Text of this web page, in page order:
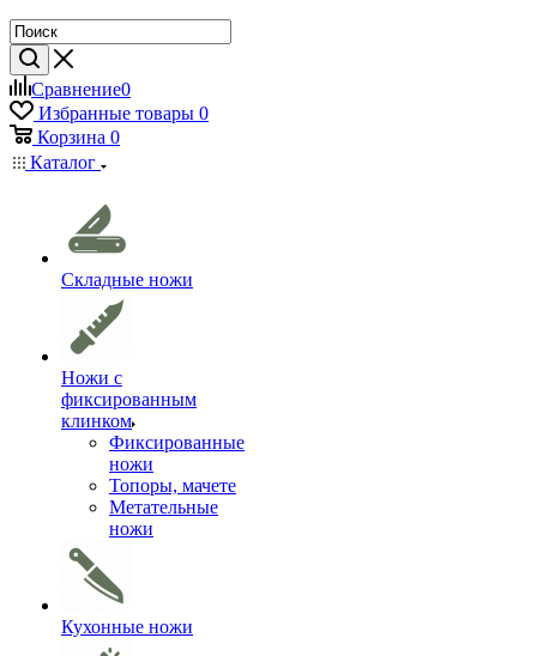
Сравнение0
Избранные товары 0
Корзина 0
Каталог
Складные ножи
Ножи с
фиксированным
клинком
Фиксированные
ножи
Топоры, мачете
Метательные
ножи
Кухонные ножи